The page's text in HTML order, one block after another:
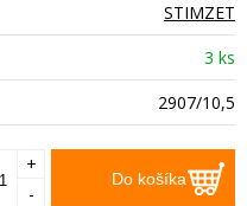
STIMZET
3 ks
2907/10,5
Do košíka
+
-